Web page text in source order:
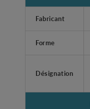
Fabricant
Forme
Désignation